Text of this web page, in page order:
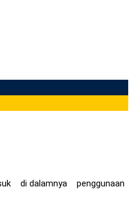
di dalamnya penggunaan